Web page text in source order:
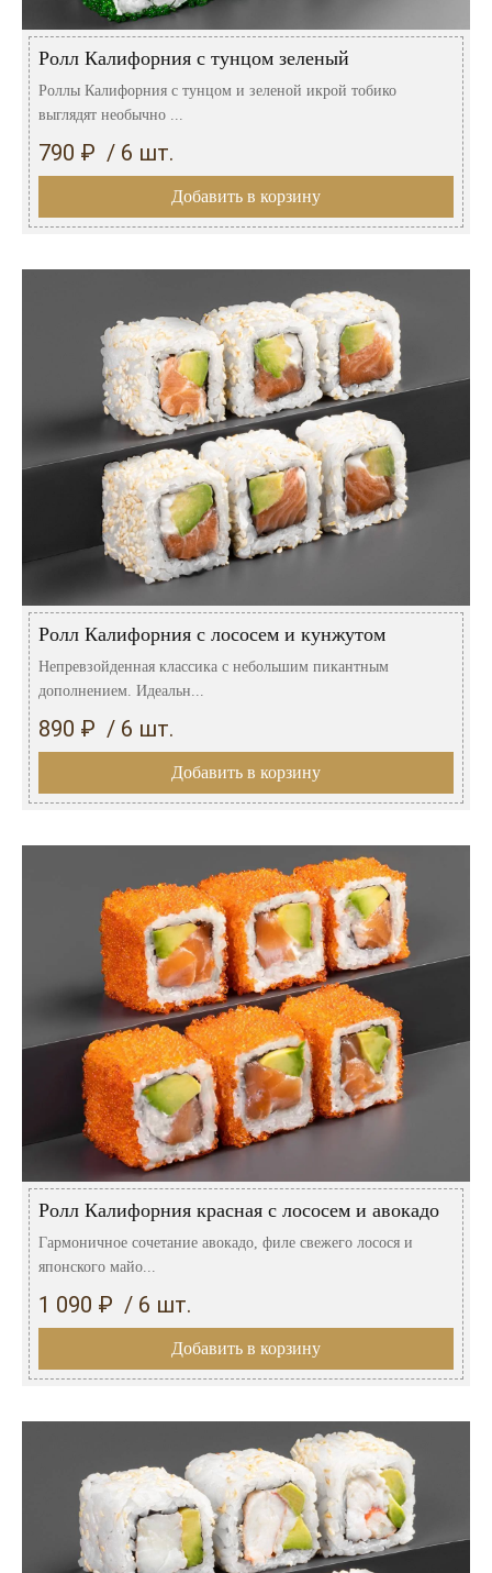
Ролл Калифорния с тунцом зеленый
Роллы Калифорния с тунцом и зеленой икрой тобико
выглядят необычно ...
790 ₽ / 6 шт.
Добавить в корзину
Ролл Калифорния с лососем и кунжутом
Непревзойденная классика с небольшим пикантным
дополнением. Идеальн...
890 ₽ / 6 шт.
Добавить в корзину
Ролл Калифорния красная с лососем и авокадо
Гармоничное сочетание авокадо, филе свежего лосося и
японского майо...
1 090 ₽ / 6 шт.
Добавить в корзину